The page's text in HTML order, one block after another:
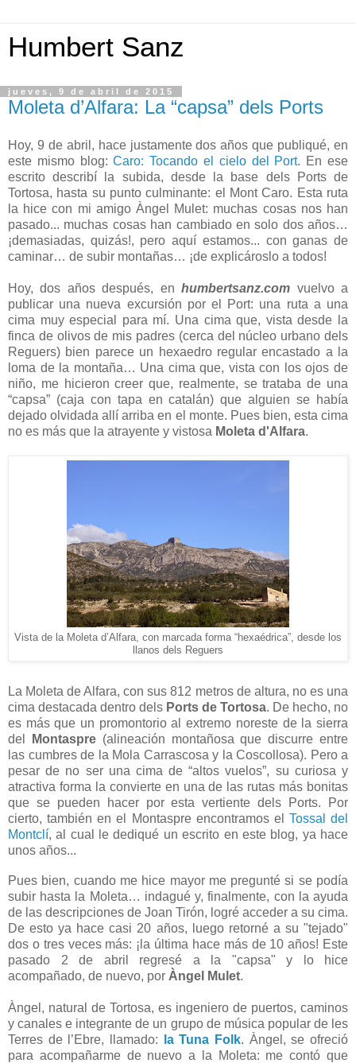
Humbert Sanz
jueves, 9 de abril de 2015
Moleta d’Alfara: La “capsa” dels Ports
Hoy, 9 de abril, hace justamente dos años que publiqué, en
este mismo blog:Caro: Tocando el cielo del Port. En ese
escrito describí la subida, desde la base dels Ports de
Tortosa, hasta su punto culminante: el Mont Caro. Esta ruta
la hice con mi amigo Àngel Mulet: muchas cosas nos han
pasado... muchas cosas han cambiado en solo dos años…
¡demasiadas, quizás!, pero aquí estamos... con ganas de
caminar… de subir montañas… ¡de explicároslo a todos!
Hoy, dos años después, enhumbertsanz.com vuelvo a
publicar una nueva excursión por el Port: una ruta a una
cima muy especial para mí. Una cima que, vista desde la
finca de olivos de mis padres (cerca del núcleo urbano dels
Reguers) bien parece un hexaedro regular encastado a la
loma de la montaña… Una cima que, vista con los ojos de
niño, me hicieron creer que, realmente, se trataba de una
“capsa” (caja con tapa en catalán) que alguien se había
dejado olvidada allí arriba en el monte. Pues bien, esta cima
no es más que la atrayente y vistosa Moleta d'Alfara.
Vista de la Moleta d’Alfara, con marcada forma “hexaédrica”, desde los
llanos dels Reguers
La Moleta de Alfara, con sus 812 metros de altura, no es una
cima destacada dentro dels Ports de Tortosa. De hecho, no
es más que un promontorio al extremo noreste de la sierra
del
Montaspre(alineación montañosa que discurre entre
las cumbres de la Mola Carrascosa y la Coscollosa). Pero a
pesar de no ser una cima de “altos vuelos”, su curiosa y
atractiva forma la convierte en una de las rutas más bonitas
que se pueden hacer por esta vertiente dels Ports. Por
cierto, también en el Montaspre encontramos el Tossal del
Montclí, al cual le dediqué un escrito en este blog, ya hace
unos años...
Pues bien, cuando me hice mayor me pregunté si se podía
subir hasta la Moleta… indagué y, finalmente, con la ayuda
de las descripciones de Joan Tirón, logré acceder a su cima.
De esto ya hace casi 20 años, luego retorné a su "tejado"
dos o tres veces más: ¡la última hace más de 10 años! Este
pasado 2 de abril regresé a la "capsa" y lo hice
acompañado, de nuevo, por Àngel Mulet.
Àngel, natural de Tortosa, es ingeniero de puertos, caminos
y canales e integrante de un grupo de música popular de les
Terres de l’Ebre, llamado:
la Tuna Folk. Àngel, se ofreció
para acompañarme de nuevo a la Moleta: me contó que